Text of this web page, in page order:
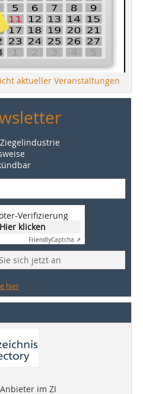
aktueller Veranstaltungen
Verifizierung
Hier klicken
FriendlyCaptcha ⇗
sich jetzt an
hier
im ZI